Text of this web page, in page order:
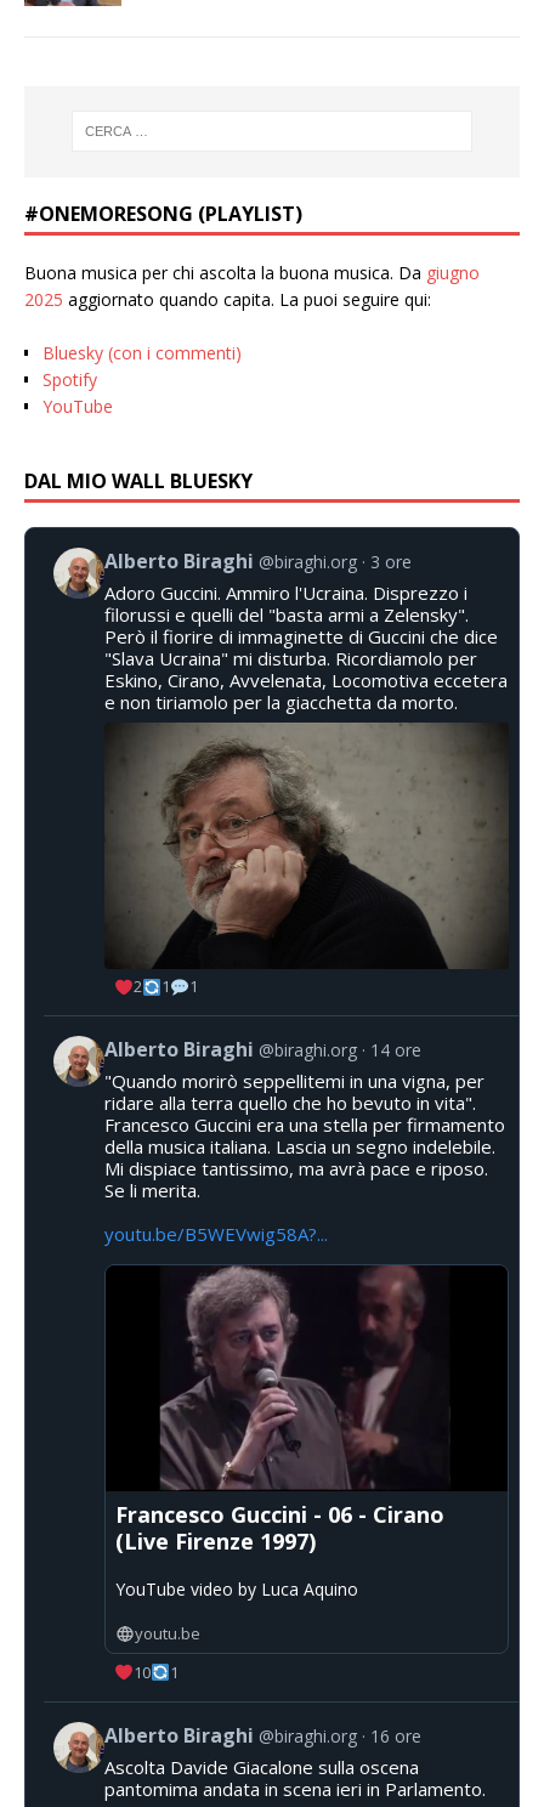
#ONEMORESONG (PLAYLIST)
Buona musica per chi ascolta la buona musica. Da giugno
2025 aggiornato quando capita. La puoi seguire qui:
Bluesky (con i commenti)
Spotify
YouTube
DAL MIO WALL BLUESKY
Alberto Biraghi @biraghi.org 3 ore
Adoro Guccini. Ammiro l'Ucraina. Disprezzo i
filorussi e quelli del "basta armi a Zelensky".
Però il fiorire di immaginette di Guccini che dice
"Slava Ucraina" mi disturba. Ricordiamolo per
Eskino, Cirano, Avvelenata, Locomotiva eccetera
e non tiriamolo per la giacchetta da morto.
2 1 1
Alberto Biraghi @biraghi.org 14 ore
"Quando morirò seppellitemi in una vigna, per
ridare alla terra quello che ho bevuto in vita".
Francesco Guccini era una stella per firmamento
della musica italiana. Lascia un segno indelebile.
Mi dispiace tantissimo, ma avrà pace e riposo.
Se li merita.
youtu.be/B5WEVwig58A?...
Francesco Guccini - 06 - Cirano
(Live Firenze 1997)
YouTube video by Luca Aquino
youtu.be
10
1
Alberto Biraghi @biraghi.org 16 ore
Ascolta Davide Giacalone sulla oscena
pantomima andata in scena ieri in Parlamento.